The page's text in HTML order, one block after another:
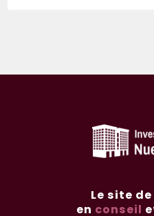
Le site
en conseil